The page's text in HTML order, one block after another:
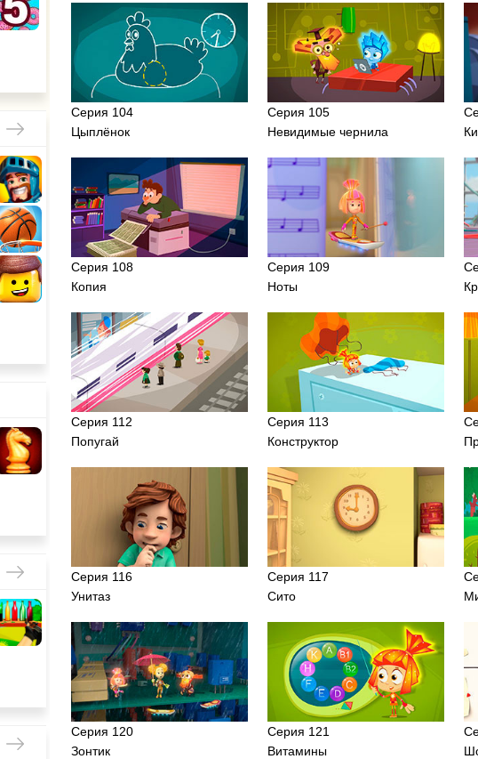
Серия 104
Цыплёнок
Серия 105
Невидимые чернила
Серия 108
Копия
Серия 109
Ноты
Серия 112
Попугай
Серия 113
Конструктор
Серия 116
Унитаз
Серия 117
Сито
Серия 120
Зонтик
Серия 121
Витамины